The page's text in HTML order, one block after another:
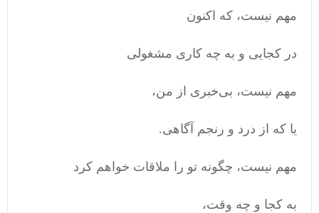
مهم نیست، که اکنون
در کجایی و به چه کاری مشغولی
مهم نیست، بی‌خبری از من،
یا که از درد و رنجم آگاهی.
مهم نیست، چگونه تو را ملاقات خواهم کرد
به کجا و چه وقت،